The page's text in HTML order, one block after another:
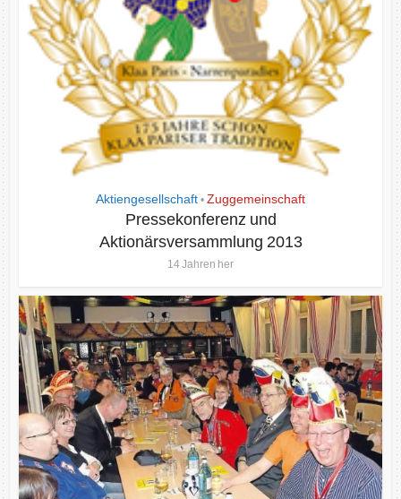
Aktiengesellschaft • Zuggemeinschaft
Pressekonferenz und
Aktionärsversammlung 2013
14 Jahren her